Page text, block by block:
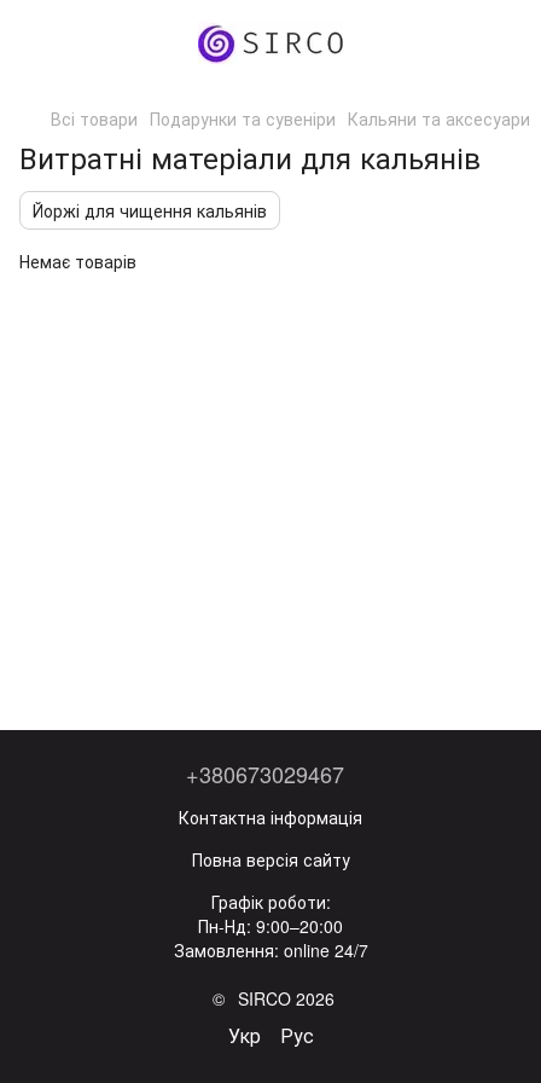
Всі товари Подарунки та сувеніри Кальяни та аксесуари
Витратні матеріали для кальянів
Йоржі для чищення кальянів
Немає товарів
+380673029467
Контактна інформація
Повна версія сайту
Графік роботи:
Пн-Нд: 9:00–20:00
Замовлення: online 24/7
© SIRCO 2026
Укр Рус